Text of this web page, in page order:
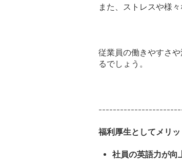
また、ストレスや様
従業員の働きやすさ
るでしょう。
福利厚生としてメリ
社員の英語力が向